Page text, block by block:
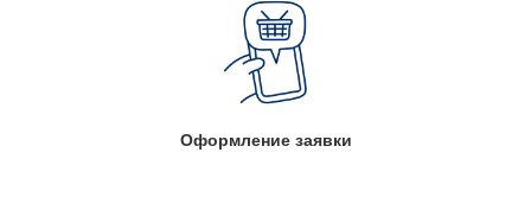
Оформление заявки